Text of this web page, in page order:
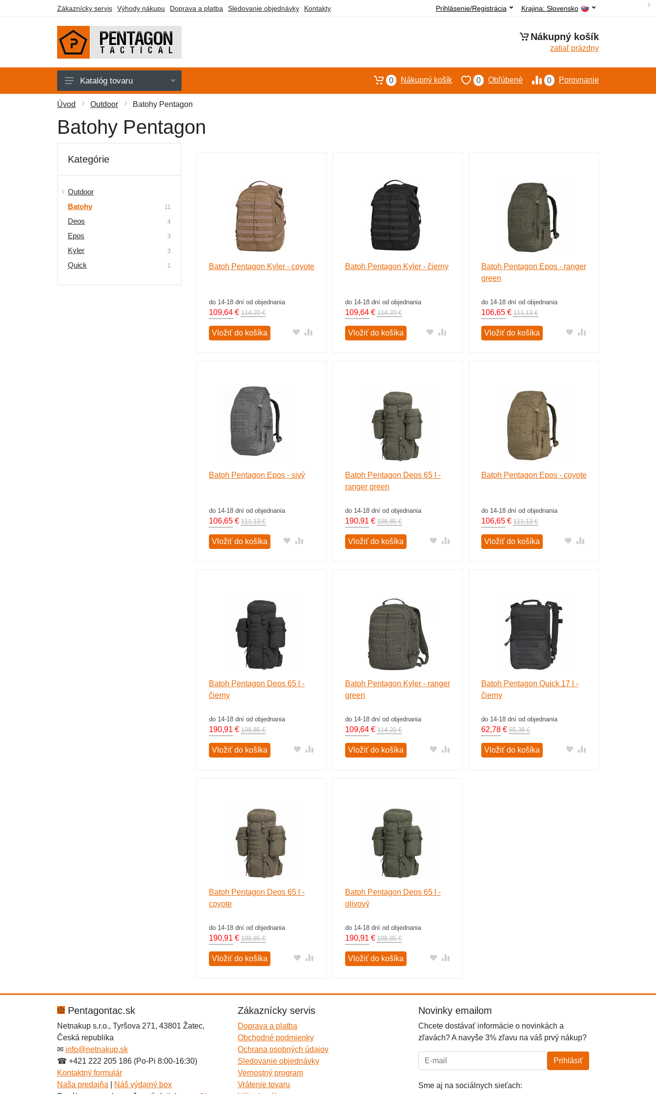
Zákaznícky servis Výhody nákupu Doprava a platba Sledovanie objednávky Kontakty Krajina: Slovensko
Prihlásenie/Registrácia
Nákupný košík
zatiaľ prázdny
Pánske
Dámske
Obuv a ponožky
Taktické vybavenie
Darčekové poukazy
Výpredaj
Katalóg tovaru 0 Porovnanie
0 Obľúbené
0 Nákupný košík
Úvod Outdoor Batohy Pentagon
Batohy Pentagon
Kategórie
Outdoor
Batohy
11
Deos 4
Epos 3
Kyler 3
Quick 1 Batoh Pentagon Kyler - coyote
do 14-18 dní od objednania
109,64 € 114,20 €
Vložiť do košíka
Batoh Pentagon Kyler - čierny
do 14-18 dní od objednania
109,64€ 114,20 €
Vložiť do košíka
Batoh Pentagon Epos - ranger
green
do 14-18 dní od objednania
106,65€ 111,13 €
Vložiť do košíka
Batoh Pentagon Epos - sivý
do 14-18 dní od objednania
106,65 € 111,13 €
Vložiť do košíka
Batoh Pentagon Deos 65 l -
ranger green
do 14-18 dní od objednania
190,91 € 198,85 €
Vložiť do košíka
Batoh Pentagon Epos - coyote
do 14-18 dní od objednania
106,65€ 111,13 €
Vložiť do košíka
Batoh Pentagon Deos 65 l -
čierny
do 14-18 dní od objednania
190,91 € 198,85 €
Vložiť do košíka
Batoh Pentagon Kyler - ranger
green
do 14-18 dní od objednania
109,64€ 114,20 €
Vložiť do košíka
Batoh Pentagon Quick 17 l -
čierny
do 14-18 dní od objednania
62,78€ 65,38 €
Vložiť do košíka
Batoh Pentagon Deos 65 l -
coyote
do 14-18 dní od objednania
190,91 € 198,85 €
Vložiť do košíka
Batoh Pentagon Deos 65 l -
olivový
do 14-18 dní od objednania
190,91 € 198,85 €
Vložiť do košíka
Pentagontac.sk
Netnakup s.r.o., Tyršova 271, 43801 Žatec,
Česká republika
✉ info@netnakup.sk
☎ +421 222 205 186 (Po-Pi 8:00-16:30)
Kontaktný formulár
Naša predajňa
Náš výdajný box
Zákaznícky servis
Doprava a platba
Obchodné podmienky
Ochrana osobných údajov
Sledovanie objednávky
Vernostný program
Vrátenie tovaru
Novinky emailom
Chcete dostávať informácie o novinkách a
zľavách? A navyše 3% zľavu na váš prvý nákup?
E-mail: Prihlásiť
Sme aj na sociálnych sieťach: